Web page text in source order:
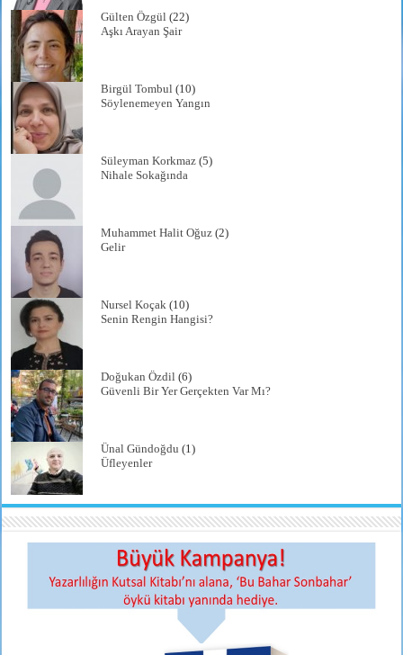
Gülten Özgül (22)
Aşkı Arayan Şair
Birgül Tombul (10)
Söylenemeyen Yangın
Süleyman Korkmaz (5)
Nihale Sokağında
Muhammet Halit Oğuz (2)
Gelir
Nursel Koçak (10)
Senin Rengin Hangisi?
Doğukan Özdil (6)
Güvenli Bir Yer Gerçekten Var Mı?
Ünal Gündoğdu (1)
Üfleyenler